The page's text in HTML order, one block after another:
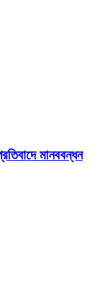
মানববন্ধন